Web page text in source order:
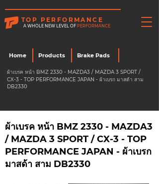
TOP PERFORMANCE
A WHOLE NEW LEVEL OF PERFORMANCE
Home Products
ผ้าเบรค หน้า BMZ 2330 - MAZDA3 / MAZDA 3 SPORT /
CX-3 - TOP PERFORMANCE JAPAN - ผ้าเบรก มาสด้า สาม
DB2330
Brake Pads
ผ้าเบรค หน้า BMZ 2330 - MAZDA3
/ MAZDA 3 SPORT / CX-3 - TOP
PERFORMANCE JAPAN - ผ้าเบรก
มาสด้า สาม DB2330